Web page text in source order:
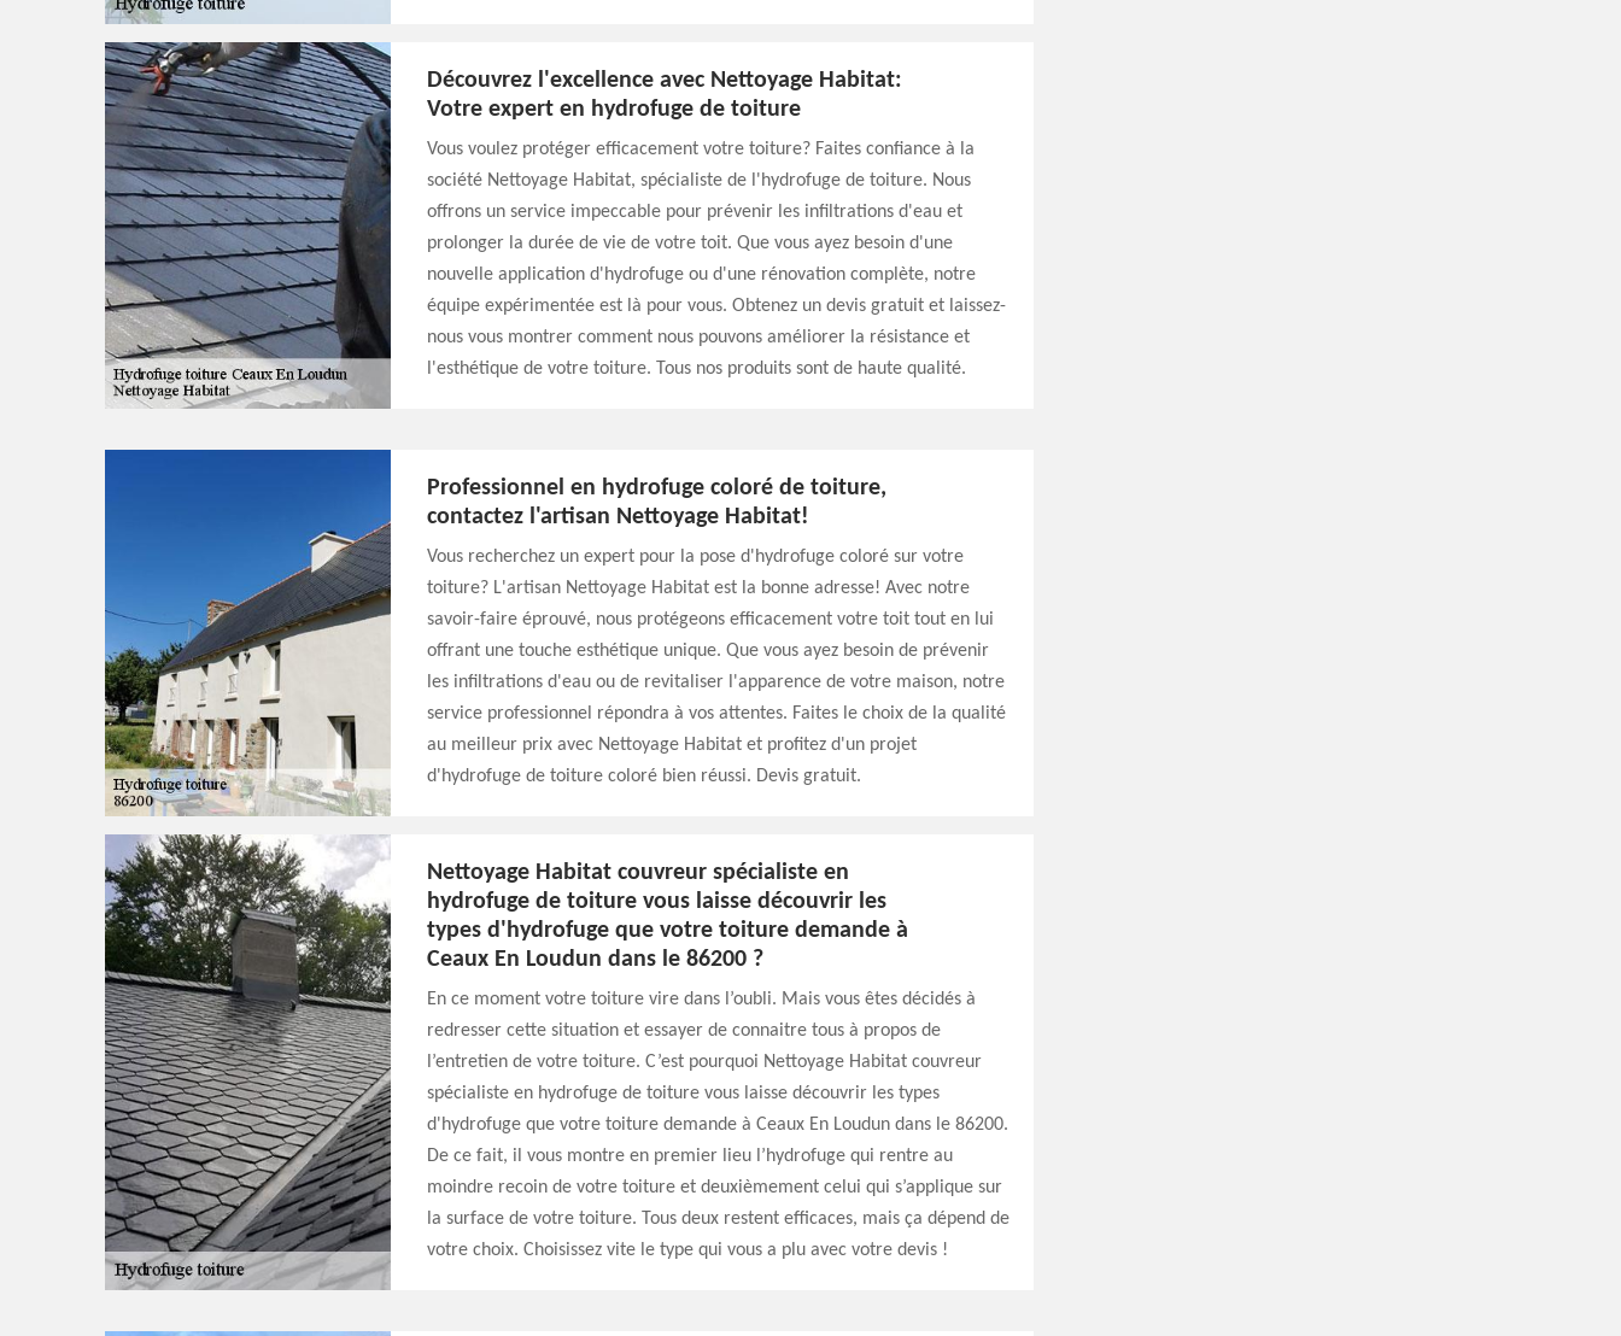
Découvrez l'excellence avec Nettoyage Habitat:
Votre expert en hydrofuge de toiture
Vous voulez protéger efficacement votre toiture? Faites confiance à la
société Nettoyage Habitat, spécialiste de l'hydrofuge de toiture. Nous
offrons un service impeccable pour prévenir les infiltrations d'eau et
prolonger la durée de vie de votre toit. Que vous ayez besoin d'une
nouvelle application d'hydrofuge ou d'une rénovation complète, notre
équipe expérimentée est là pour vous. Obtenez un devis gratuit et laissez-
nous vous montrer comment nous pouvons améliorer la résistance et
l'esthétique de votre toiture. Tous nos produits sont de haute qualité.
Professionnel en hydrofuge coloré de toiture,
contactez l'artisan Nettoyage Habitat!
Vous recherchez un expert pour la pose d'hydrofuge coloré sur votre
toiture? L'artisan Nettoyage Habitat est la bonne adresse! Avec notre
savoir-faire éprouvé, nous protégeons efficacement votre toit tout en lui
offrant une touche esthétique unique. Que vous ayez besoin de prévenir
les infiltrations d'eau ou de revitaliser l'apparence de votre maison, notre
service professionnel répondra à vos attentes. Faites le choix de la qualité
au meilleur prix avec Nettoyage Habitat et profitez d'un projet
d'hydrofuge de toiture coloré bien réussi. Devis gratuit.
Nettoyage Habitat couvreur spécialiste en
hydrofuge de toiture vous laisse découvrir les
types d'hydrofuge que votre toiture demande à
Ceaux En Loudun dans le 86200 ?
En ce moment votre toiture vire dans l’oubli. Mais vous êtes décidés à
redresser cette situation et essayer de connaitre tous à propos de
l’entretien de votre toiture. C’est pourquoi Nettoyage Habitat couvreur
spécialiste en hydrofuge de toiture vous laisse découvrir les types
d'hydrofuge que votre toiture demande à Ceaux En Loudun dans le 86200.
De ce fait, il vous montre en premier lieu l’hydrofuge qui rentre au
moindre recoin de votre toiture et deuxièmement celui qui s’applique sur
la surface de votre toiture. Tous deux restent efficaces, mais ça dépend de
votre choix. Choisissez vite le type qui vous a plu avec votre devis !